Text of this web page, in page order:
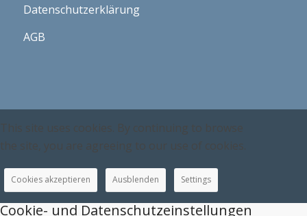
Datenschutzerklärung
AGB
This site uses cookies. By continuing to browse
the site, you are agreeing to our use of cookies.
Cookies akzeptieren Ausblenden Settings
Cookie- und Datenschutzeinstellungen